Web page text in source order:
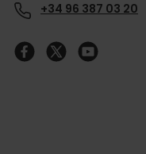
+34 96 387 03 20